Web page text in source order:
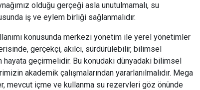
olduğu gerçeği asla unutulmamalı, su
iş ve eylem birliği sağlanmalıdır.
konusunda merkezi yönetim ile yerel yönetimler
gerçekçi, akılcı, sürdürülebilir, bilimsel
hayata geçirmelidir. Bu konudaki dünyadaki bilimsel
akademik çalışmalarından yararlanılmalıdır. Mega
mevcut içme ve kullanma su rezervleri göz önünde